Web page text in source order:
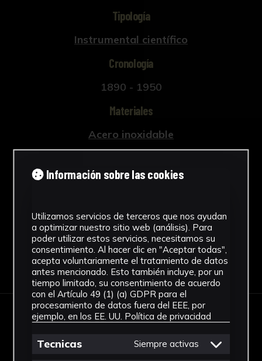
Tipología
Instrumental científico
Cronología
1890 - 1950
Materiales
Acero inoxidable
Facultad de Medicina
Descargar Ficha
IMÁGENES
Información sobre las cookies
Utilizamos servicios de terceros que nos ayudan
a optimizar nuestro sitio web (análisis). Para
poder utilizar estos servicios, necesitamos su
consentimiento. Al hacer clic en "Aceptar todas",
acepta voluntariamente el tratamiento de datos
antes mencionado. Esto también incluye, por un
tiempo limitado, su consentimiento de acuerdo
con el Artículo 49 (1) (a) GDPR para el
procesamiento de datos fuera del EEE, por
ejemplo, en los EE. UU. Política de privacidad
Tecnicas Siempre activas